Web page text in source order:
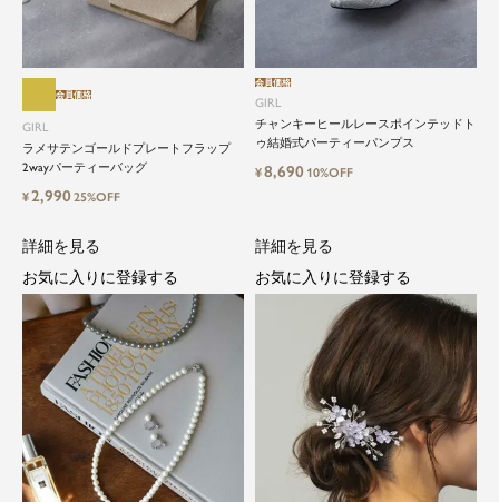
特別な日だけではもったいない...もっ
と気軽に自由にドレスを楽しみたい
ドレスは女性にとって永遠のファッションアイテ
ム。クローゼットに一着は用意しておきたいもの
の一つ。
ドレスが持つ女性を美しく見せる力は、ファッシ
ョンアイテムの中でも特別なものです。
特別な日だけではもったいない もっと気軽にもっ
と自由にドレスを楽しみたい...
GIRL
ラメサテンゴールドプレートフラップ
2wayパーティーバッグ
会員価格
¥2,99025%OFF
GIRL
チャンキーヒールレースポインテッドト
ゥ結婚式パーティーパンプス
会員価格
¥8,690 10%OFF
詳細を見る
お気に入りに登録する
詳細を見る
お気に入りに登録する